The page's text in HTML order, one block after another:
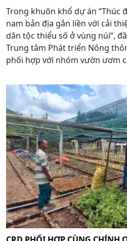
Trong khuôn khổ dự án “Thúc
nam bản địa gắn liền với cải
dân tộc thiểu số ở vùng núi”,
Trung tâm Phát triển Nông
phối hợp với nhóm vườn ươm